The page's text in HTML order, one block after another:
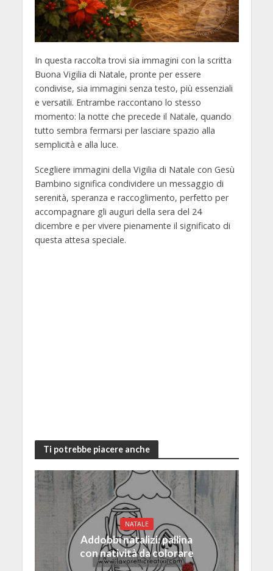
In questa raccolta trovi sia immagini con la scritta
Buona Vigilia di Natale, pronte per essere
condivise, sia immagini senza testo, più essenziali
e versatili. Entrambe raccontano lo stesso
momento: la notte che precede il Natale, quando
tutto sembra fermarsi per lasciare spazio alla
semplicità e alla luce.
Scegliere immagini della Vigilia di Natale con Gesù
Bambino significa condividere un messaggio di
serenità, speranza e raccoglimento, perfetto per
accompagnare gli auguri della sera del 24
dicembre e per vivere pienamente il significato di
questa attesa speciale.
Ti potrebbe piacere anche
NATALE
Addobbi natalizi: pallina
con natività da colorare